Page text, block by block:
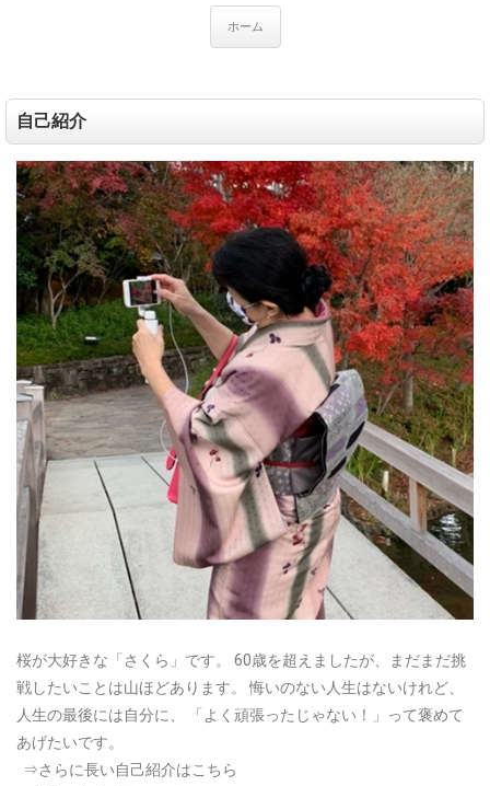
ホーム
自己紹介
桜が大好きな「さくら」です。
60歳を超えましたが、まだまだ挑
戦したいことは山ほどあります。
悔いのない人生はないけれど、
人生の最後には自分に、
「よく頑張ったじゃない！」って褒めて
あげたいです。
⇒さらに長い自己紹介はこちら